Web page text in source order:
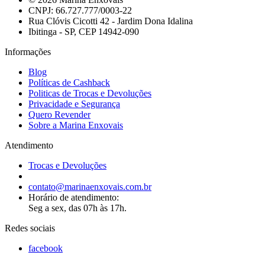
CNPJ: 66.727.777/0003-22
Rua Clóvis Cicotti 42 - Jardim Dona Idalina
Ibitinga - SP, CEP 14942-090
Informações
Blog
Políticas de Cashback
Politicas de Trocas e Devoluções
Privacidade e Segurança
Quero Revender
Sobre a Marina Enxovais
Atendimento
Trocas e Devoluções
contato@marinaenxovais.com.br
Horário de atendimento:
Seg a sex, das 07h às 17h.
Redes sociais
facebook